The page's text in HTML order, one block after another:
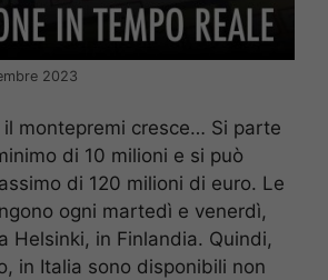
2023
montepremi cresce… Si parte
di 10 milioni e si può
di 120 milioni di euro. Le
ogni martedì e venerdì,
a Helsinki, in Finlandia. Quindi,
in Italia sono disponibili non